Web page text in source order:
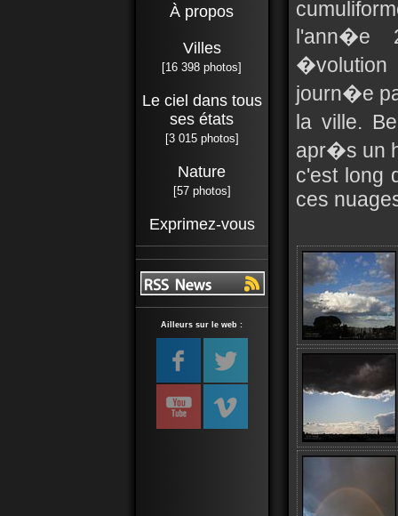
À propos
Villes
[16 398 photos]
Le ciel dans tous
ses états
[3 015 photos]
Nature
[57 photos]
Exprimez-vous
Ailleurs sur le web :
l'ann�e
journ�e
la ville.
apr�s un
c'est long
ces